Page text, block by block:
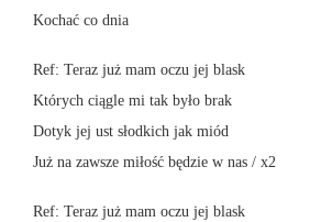
Kochać co dnia
Ref: Teraz już mam oczu jej blask
Których ciągle mi tak było brak
Dotyk jej ust słodkich jak miód
Już na zawsze miłość będzie w nas / x2
Ref: Teraz już mam oczu jej blask